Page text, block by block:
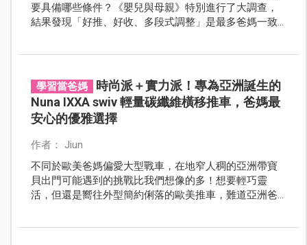
要具備哪些條件？《嬰兒與母親》特別進行了大調查，
結果發現「好推、好收、多段式調整」是最多爸媽一致
學習當爸媽
時尚派＋實力派！專為亞洲誕生的
Nuna IXXA swiv 輕量碳纖維橫移推車，爸媽最
安心的優雅選擇
作者： Jiun
不同於歐美爸媽偏愛大型戰車，在地窄人稠的亞洲帶寶
貝出門可能遇到的挑戰比我們想像的多！想要輕巧靈
活，但還是嚮往外型簡約俐落的歐美推車，難道亞洲爸